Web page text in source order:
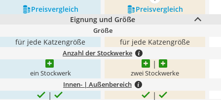
Preis­vergleich
Preis­vergleich
Eignung und Größe
Größe
für jede Katzengröße für jede Katzengröße
Anzahl der Stockwerke
ein Stockwerk zwei Stockwerke
Innen- | Außenbereich